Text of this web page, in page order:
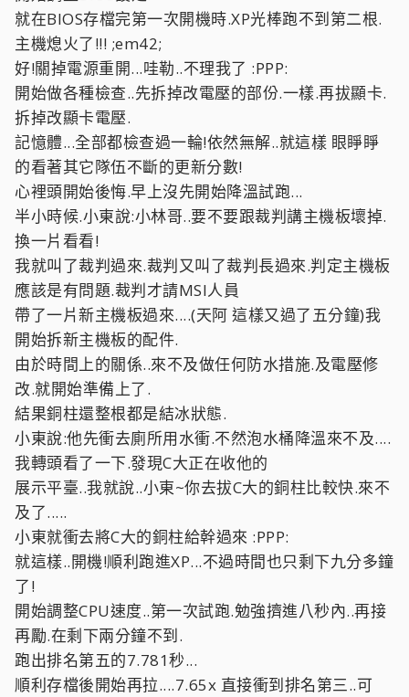
就在BIOS存檔完第一次開機時.XP光棒跑不到第二根.
主機熄火了!!! ;em42;
好!關掉電源重開...哇勒..不理我了 :PPP:
開始做各種檢查..先拆掉改電壓的部份.一樣.再拔顯卡.
拆掉改顯卡電壓.
記憶體...全部都檢查過一輪!依然無解..就這樣 眼睜睜
的看著其它隊伍不斷的更新分數!
心裡頭開始後悔.早上沒先開始降溫試跑...
半小時候.小東說:小林哥..要不要跟裁判講主機板壞掉.
換一片看看!
我就叫了裁判過來.裁判又叫了裁判長過來.判定主機板
應該是有問題.裁判才請MSI人員
帶了一片新主機板過來....(天阿 這樣又過了五分鐘)我
開始拆新主機板的配件.
由於時間上的關係..來不及做任何防水措施.及電壓修
改.就開始準備上了.
結果銅柱還整根都是結冰狀態.
小東說:他先衝去廁所用水衝.不然泡水桶降溫來不及....
我轉頭看了一下.發現C大正在收他的
展示平臺..我就說..小東~你去拔C大的銅柱比較快.來不
及了.....
小東就衝去將C大的銅柱給幹過來 :PPP:
就這樣..開機!順利跑進XP...不過時間也只剩下九分多鐘
了!
開始調整CPU速度..第一次試跑.勉強擠進八秒內..再接
再勵.在剩下兩分鐘不到.
跑出排名第五的7.781秒...
順利存檔後開始再拉....7.65x 直接衝到排名第三..可